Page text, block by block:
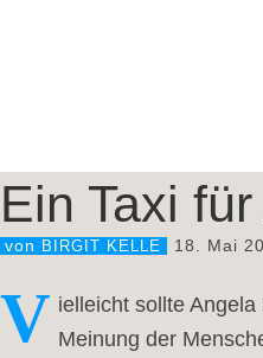
Ein Taxi
von BIRGIT KELLE 18. Mai
V ielleicht sollte
Meinung der